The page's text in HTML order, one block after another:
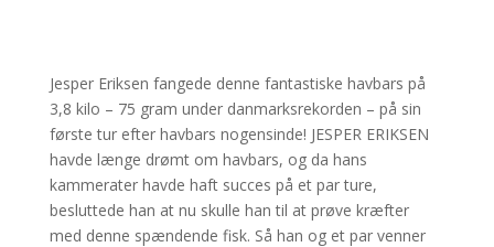
Jesper Eriksen fangede denne fantastiske havbars på
3,8 kilo – 75 gram under danmarksrekorden – på sin
første tur efter havbars nogensinde! JESPER ERIKSEN
havde længe drømt om havbars, og da hans
kammerater havde haft succes på et par ture,
besluttede han at nu skulle han til at prøve kræfter
med denne spændende fisk. Så han og et par venner